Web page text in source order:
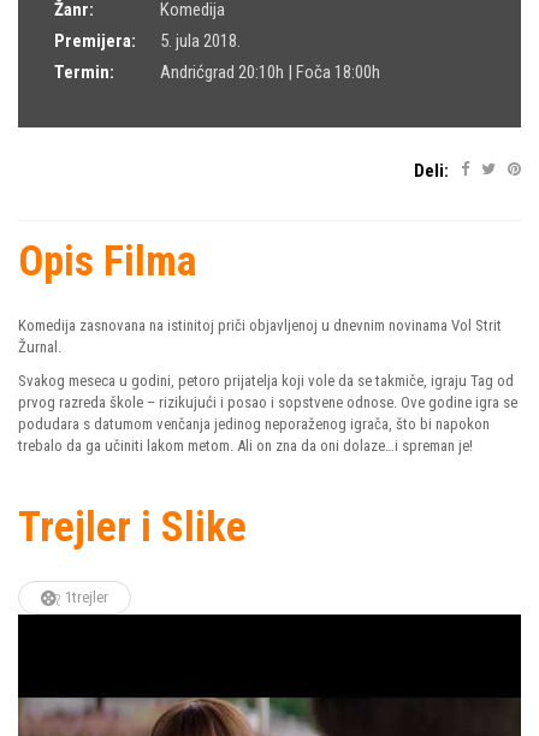
Žanr:
Komedija
Premijera:
5. jula 2018.
Termin:
Andrićgrad 20:10h | Foča 18:00h
Deli:
Opis Filma
Komedija zasnovana na istinitoj priči objavljenoj u dnevnim novinama Vol Strit
Žurnal.
Svakog meseca u godini, petoro prijatelja koji vole da se takmiče, igraju Tag od
prvog razreda škole – rizikujući i posao i sopstvene odnose. Ove godine igra se
podudara s datumom venčanja jedinog neporaženog igrača, što bi napokon
trebalo da ga učiniti lakom metom. Ali on zna da oni dolaze…i spreman je!
Trejler i Slike
1trejler